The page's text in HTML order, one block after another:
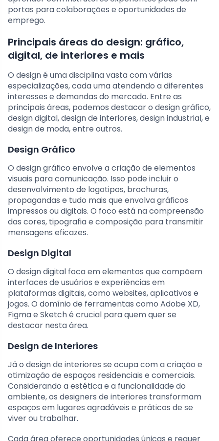
portas para colaborações e oportunidades de
emprego.
Principais áreas do design: gráfico,
digital, de interiores e mais
O design é uma disciplina vasta com várias
especializações, cada uma atendendo a diferentes
interesses e demandas do mercado. Entre as
principais áreas, podemos destacar o design gráfico,
design digital, design de interiores, design industrial, e
design de moda, entre outros.
Design Gráfico
O design gráfico envolve a criação de elementos
visuais para comunicação. Isso pode incluir o
desenvolvimento de logotipos, brochuras,
propagandas e tudo mais que envolva gráficos
impressos ou digitais. O foco está na compreensão
das cores, tipografia e composição para transmitir
mensagens eficazes.
Design Digital
O design digital foca em elementos que compõem
interfaces de usuários e experiências em
plataformas digitais, como websites, aplicativos e
jogos. O domínio de ferramentas como Adobe XD,
Figma e Sketch é crucial para quem quer se
destacar nesta área.
Design de Interiores
Já o design de interiores se ocupa com a criação e
otimização de espaços residenciais e comerciais.
Considerando a estética e a funcionalidade do
ambiente, os designers de interiores transformam
espaços em lugares agradáveis e práticos de se
viver ou trabalhar.